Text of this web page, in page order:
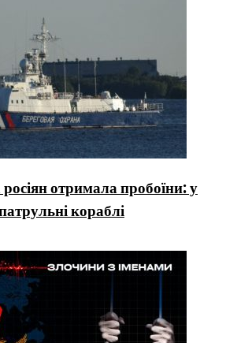
отримала пробоїни: у
кораблі